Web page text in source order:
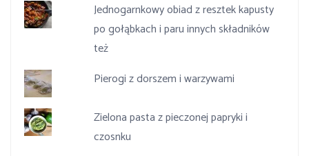
Jednogarnkowy obiad z resztek kapusty
po gołąbkach i paru innych składników
też
Pierogi z dorszem i warzywami
Zielona pasta z pieczonej papryki i
czosnku